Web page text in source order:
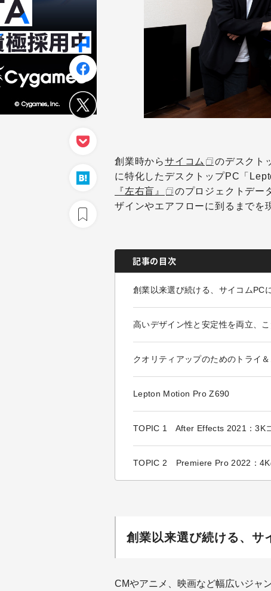
創業時からサイコム のデスクト
に特化したデスクトップPC「
『左右盲』
のプロジェクトデー
ザインやエアフローに到るまでを
記事の目次
創業以来選び続ける、サイコムPC
高いデザイン性と安定性を両立、
クオリティアップのためのトライ
Lepton Motion Pro Z690
TOPIC 1 After Effects 2021：3K
TOPIC 2 Premiere Pro 2022：4K
創業以来選び続ける、サ
CMやアニメ、映画など幅広いジャ